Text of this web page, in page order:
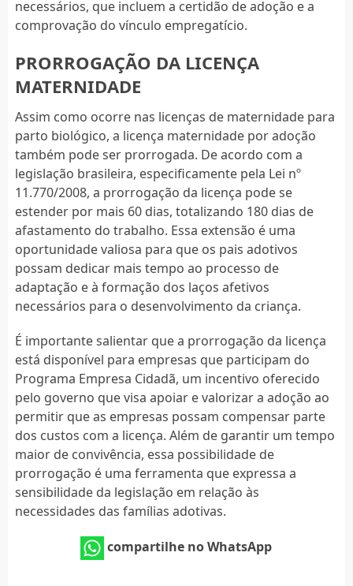
necessários, que incluem a certidão de adoção e a
comprovação do vínculo empregatício.
PRORROGAÇÃO DA LICENÇA
MATERNIDADE
Assim como ocorre nas licenças de maternidade para
parto biológico, a licença maternidade por adoção
também pode ser prorrogada. De acordo com a
legislação brasileira, especificamente pela Lei nº
11.770/2008, a prorrogação da licença pode se
estender por mais 60 dias, totalizando 180 dias de
afastamento do trabalho. Essa extensão é uma
oportunidade valiosa para que os pais adotivos
possam dedicar mais tempo ao processo de
adaptação e à formação dos laços afetivos
necessários para o desenvolvimento da criança.
É importante salientar que a prorrogação da licença
está disponível para empresas que participam do
Programa Empresa Cidadã, um incentivo oferecido
pelo governo que visa apoiar e valorizar a adoção ao
permitir que as empresas possam compensar parte
dos custos com a licença. Além de garantir um tempo
maior de convivência, essa possibilidade de
prorrogação é uma ferramenta que expressa a
sensibilidade da legislação em relação às
necessidades das famílias adotivas.
compartilhe no WhatsApp